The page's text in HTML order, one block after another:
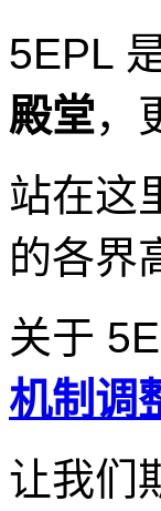
5EPL
殿堂，
站在这
的各界
关于
机制调
让我们